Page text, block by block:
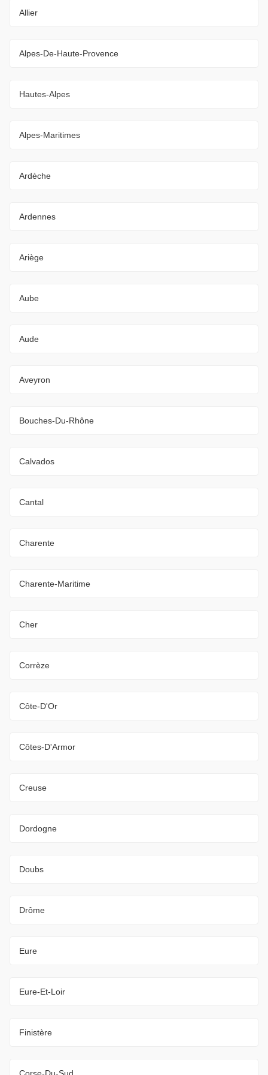
Allier
Alpes-De-Haute-Provence
Hautes-Alpes
Alpes-Maritimes
Ardèche
Ardennes
Ariège
Aube
Aude
Aveyron
Bouches-Du-Rhône
Calvados
Cantal
Charente
Charente-Maritime
Cher
Corrèze
Côte-D'Or
Côtes-D'Armor
Creuse
Dordogne
Doubs
Drôme
Eure
Eure-Et-Loir
Finistère